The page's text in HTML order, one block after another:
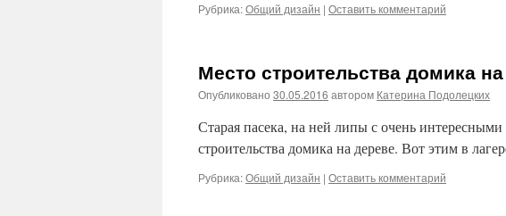
Рубрика:Общий дизайн | Оставить комментарий
Место строительства домика
Опубликовано 30.05.2016 автором Катерина Подолецких
Старая пасека, на ней липы с очень
строительства домика на дереве. Вот этим в
Рубрика:Общий дизайн | Оставить комментарий